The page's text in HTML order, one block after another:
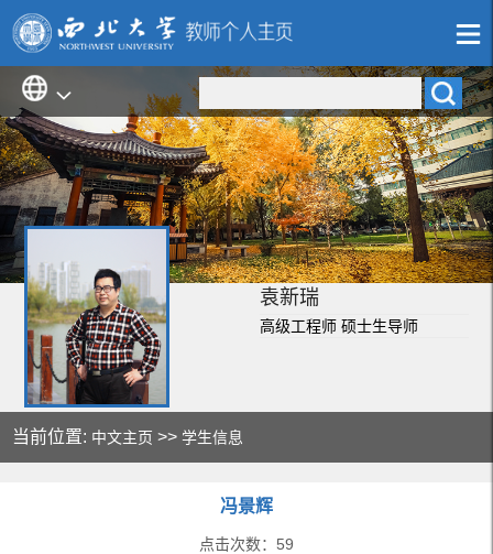
袁新瑞
高级工程师 硕士生导师
当前位置: 中文主页 >>学生信息
冯景辉
点击次数： 59